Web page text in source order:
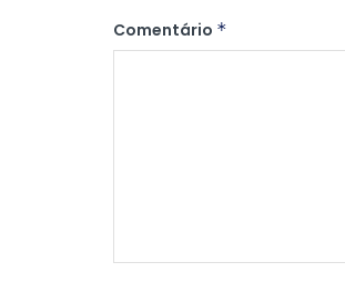
Comentário *